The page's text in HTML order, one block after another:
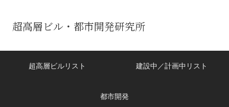
超高層ビル・都市開発研究所
超高層ビルリスト 建設中／計画中リスト
都市開発